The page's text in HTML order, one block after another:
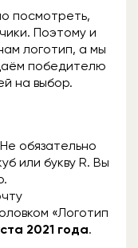
посмотреть,
Поэтому и
логотип, а мы
победителю
на выбор.
обязательно
или букву R. Вы
«Логотип
2021 года.